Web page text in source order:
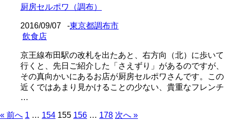
厨房セルポワ（調布）
2016/09/07 -東京都調布市
飲食店
京王線布田駅の改札を出たあと、右方向（北）に歩いて
行くと、先日ご紹介した「さえずり」があるのですが、
その真向かいにあるお店が厨房セルポワさんです。この
近くではあまり見かけることの少ない、貴重なフレンチ
…
« 前へ 1 … 154 155 156 … 178 次へ »